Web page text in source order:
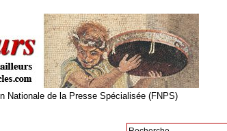
Nationale de la Presse Spécialisée (FNPS)